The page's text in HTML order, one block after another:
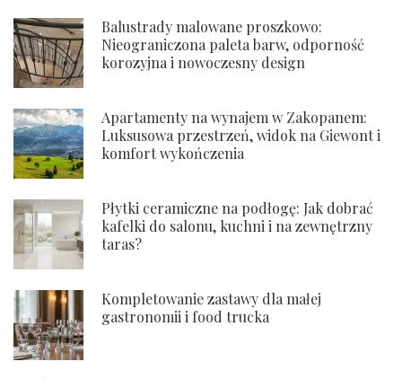
Balustrady malowane proszkowo:
Nieograniczona paleta barw, odporność
korozyjna i nowoczesny design
Apartamenty na wynajem w Zakopanem:
Luksusowa przestrzeń, widok na Giewont i
komfort wykończenia
Płytki ceramiczne na podłogę: Jak dobrać
kafelki do salonu, kuchni i na zewnętrzny
taras?
Kompletowanie zastawy dla małej
gastronomii i food trucka